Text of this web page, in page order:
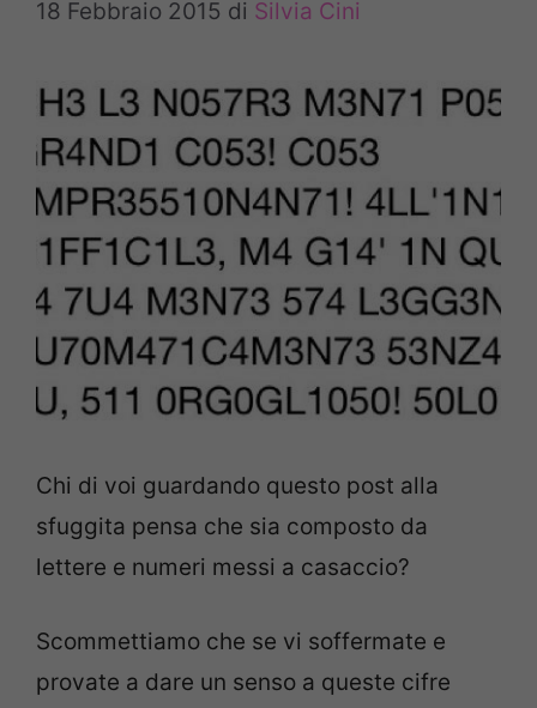
18 Febbraio 2015 di Silvia Cini
Chi di voi guardando questo post alla
sfuggita pensa che sia composto da
lettere e numeri messi a casaccio?
Scommettiamo che se vi soffermate e
provate a dare un senso a queste cifre